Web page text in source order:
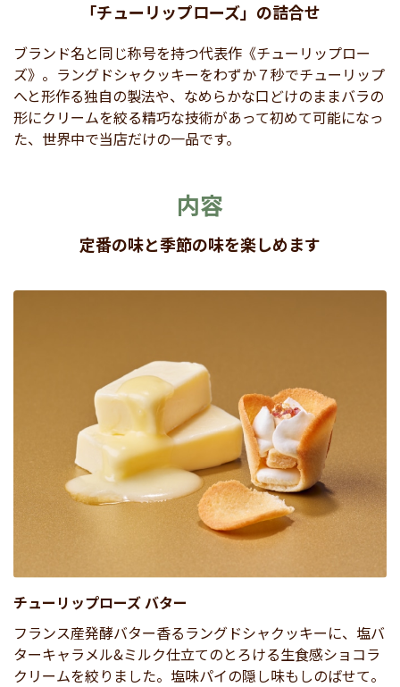
「チューリップローズ」の詰合せ
ブランド名と同じ称号を持つ代表作《チューリップロー
ズ》。ラングドシャクッキーをわずか７秒でチューリップ
へと形作る独自の製法や、なめらかな口どけのままバラの
形にクリームを絞る精巧な技術があって初めて可能になっ
た、世界中で当店だけの一品です。
内容
定番の味と季節の味を楽しめます
チューリップローズ バター
フランス産発酵バター香るラングドシャクッキーに、塩バ
ターキャラメル&ミルク仕立てのとろける生食感ショコラ
クリームを絞りました。塩味パイの隠し味もしのばせて。